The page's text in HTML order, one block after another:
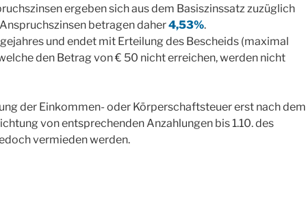
ergeben sich aus dem Basiszinssatz zuzüglich
betragen daher4,53%.
und endet mit Erteilung des Bescheids (maximal
den Betrag von € 50 nicht erreichen, werden nicht
der Einkommen- oder Körperschaftsteuer erst nach dem
von entsprechenden Anzahlungen bis 1.10. des
vermieden werden.